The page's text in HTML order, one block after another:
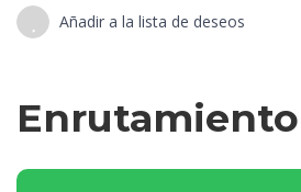
Añadir a la lista de deseos
Enrutamiento